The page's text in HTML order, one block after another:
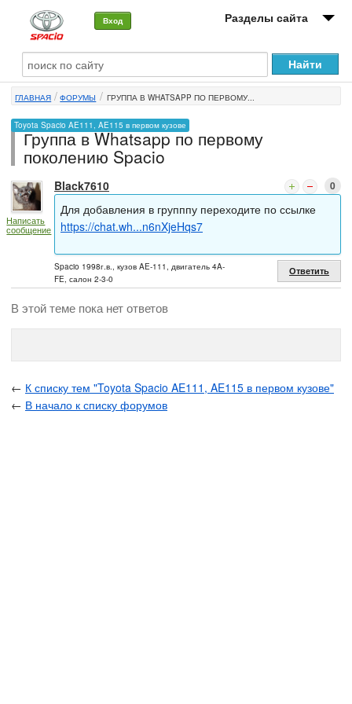
Вход Разделы сайта
О машине
Автоклуб
Форумы
Новости
ГЛАВНАЯ ФОРУМЫ ГРУППА В WHATSAPP ПО ПЕРВОМУ...
Toyota Spacio AE111, AE115 в первом кузове
Группа в Whatsapp по первому
поколению Spacio
Написать
сообщение
Black7610 0
Для добавления в групппу переходите по ссылке
https://chat.wh...n6nXjeHqs7
Spacio 1998г.в., кузов AE-111, двигатель 4A-
FE, салон 2-3-0
Ответить
В этой теме пока нет ответов
← К списку тем "Toyota Spacio AE111, AE115 в первом кузове"
← В начало к списку форумов